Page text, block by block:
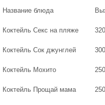
Название блюда
Коктейль Секс на пляже 320
Коктейль Сок джунглей 300
Коктейль Мохито 250
Коктейль Прощай мама 250